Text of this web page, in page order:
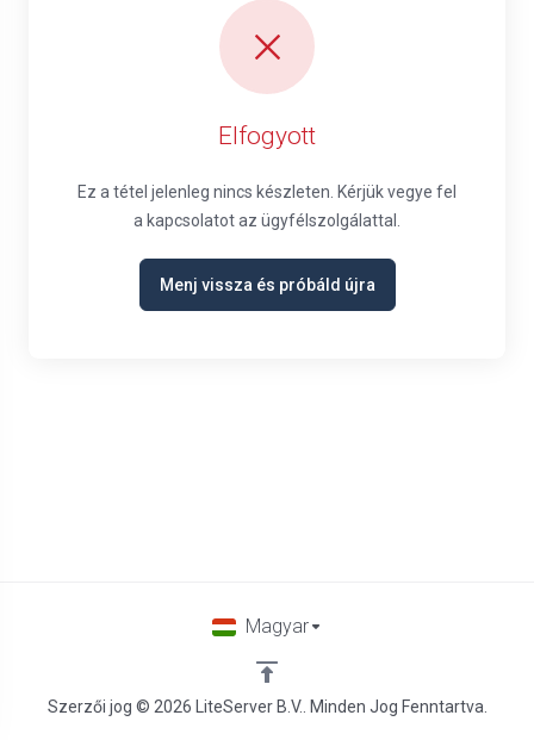
Elfogyott
Ez a tétel jelenleg nincs készleten. Kérjük vegye fel
a kapcsolatot az ügyfélszolgálattal.
Menj vissza és próbáld újra
Szerzői jog © 2026 LiteServer B.V.. Minden Jog Fenntartva.
Magyar